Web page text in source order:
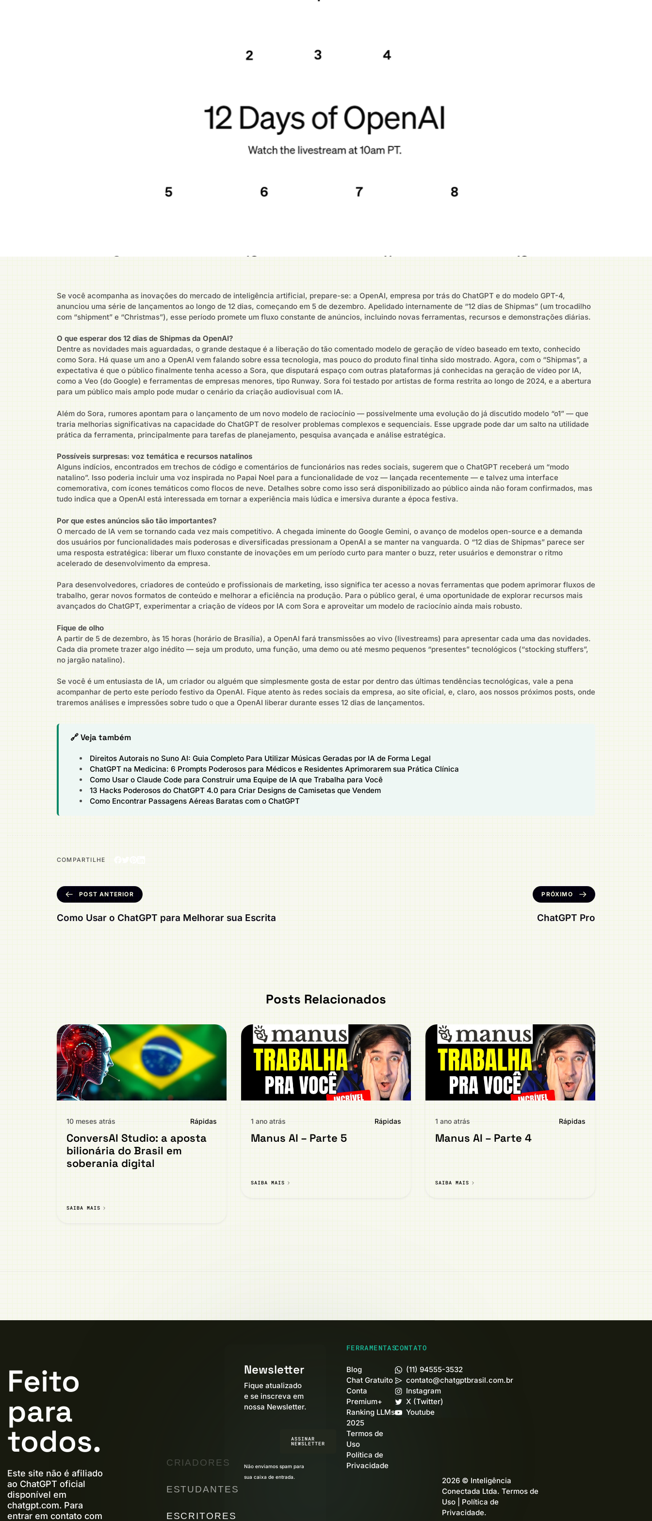
Se você acompanha as inovações do mercado de inteligência artificial, prepare-se: a OpenAI, empresa por trás do ChatGPT e do modelo GPT-4,
anunciou uma série de lançamentos ao longo de 12 dias, começando em 5 de dezembro. Apelidado internamente de “12 dias de Shipmas” (um trocadilho
com “shipment” e “Christmas”), esse período promete um fluxo constante de anúncios, incluindo novas ferramentas, recursos e demonstrações diárias.
O que esperar dos 12 dias de Shipmas da OpenAI?
Dentre as novidades mais aguardadas, o grande destaque é a liberação do tão comentado modelo de geração de vídeo baseado em texto, conhecido
como Sora. Há quase um ano a OpenAI vem falando sobre essa tecnologia, mas pouco do produto final tinha sido mostrado. Agora, com o “Shipmas”, a
expectativa é que o público finalmente tenha acesso a Sora, que disputará espaço com outras plataformas já conhecidas na geração de vídeo por IA,
como a Veo (do Google) e ferramentas de empresas menores, tipo Runway. Sora foi testado por artistas de forma restrita ao longo de 2024, e a abertura
para um público mais amplo pode mudar o cenário da criação audiovisual com IA.
Além do Sora, rumores apontam para o lançamento de um novo modelo de raciocínio — possivelmente uma evolução do já discutido modelo “o1” — que
traria melhorias significativas na capacidade do ChatGPT de resolver problemas complexos e sequenciais. Esse upgrade pode dar um salto na utilidade
prática da ferramenta, principalmente para tarefas de planejamento, pesquisa avançada e análise estratégica.
Possíveis surpresas: voz temática e recursos natalinos
Alguns indícios, encontrados em trechos de código e comentários de funcionários nas redes sociais, sugerem que o ChatGPT receberá um “modo
natalino”. Isso poderia incluir uma voz inspirada no Papai Noel para a funcionalidade de voz — lançada recentemente — e talvez uma interface
comemorativa, com ícones temáticos como flocos de neve. Detalhes sobre como isso será disponibilizado ao público ainda não foram confirmados, mas
tudo indica que a OpenAI está interessada em tornar a experiência mais lúdica e imersiva durante a época festiva.
Por que estes anúncios são tão importantes?
O mercado de IA vem se tornando cada vez mais competitivo. A chegada iminente do Google Gemini, o avanço de modelos open-source e a demanda
dos usuários por funcionalidades mais poderosas e diversificadas pressionam a OpenAI a se manter na vanguarda. O “12 dias de Shipmas” parece ser
uma resposta estratégica: liberar um fluxo constante de inovações em um período curto para manter o buzz, reter usuários e demonstrar o ritmo
acelerado de desenvolvimento da empresa.
Para desenvolvedores, criadores de conteúdo e profissionais de marketing, isso significa ter acesso a novas ferramentas que podem aprimorar fluxos de
trabalho, gerar novos formatos de conteúdo e melhorar a eficiência na produção. Para o público geral, é uma oportunidade de explorar recursos mais
avançados do ChatGPT, experimentar a criação de vídeos por IA com Sora e aproveitar um modelo de raciocínio ainda mais robusto.
Fique de olho
A partir de 5 de dezembro, às 15 horas (horário de Brasília), a OpenAI fará transmissões ao vivo (livestreams) para apresentar cada uma das novidades.
Cada dia promete trazer algo inédito — seja um produto, uma função, uma demo ou até mesmo pequenos “presentes” tecnológicos (“stocking stuffers”,
no jargão natalino).
Se você é um entusiasta de IA, um criador ou alguém que simplesmente gosta de estar por dentro das últimas tendências tecnológicas, vale a pena
acompanhar de perto este período festivo da OpenAI. Fique atento às redes sociais da empresa, ao site oficial, e, claro, aos nossos próximos posts, onde
traremos análises e impressões sobre tudo o que a OpenAI liberar durante esses 12 dias de lançamentos.
🔗 Veja também
Direitos Autorais no Suno AI: Guia Completo Para Utilizar Músicas Geradas por IA de Forma Legal
ChatGPT na Medicina: 6 Prompts Poderosos para Médicos e Residentes Aprimorarem sua Prática Clínica
Como Usar o Claude Code para Construir uma Equipe de IA que Trabalha para Você
13 Hacks Poderosos do ChatGPT 4.0 para Criar Designs de Camisetas que Vendem
Como Encontrar Passagens Aéreas Baratas com o ChatGPT
COMPARTILHE
POST ANTERIOR
Como Usar o ChatGPT para Melhorar sua Escrita
PRÓXIMO
ChatGPT Pro
Posts Relacionados
10 meses atrás Rápidas
ConversAI Studio: a aposta
bilionária do Brasil em
soberania digital
SAIBA MAIS
1 ano atrás Rápidas
Manus AI – Parte 5
SAIBA MAIS
1 ano atrás Rápidas
Manus AI – Parte 4
SAIBA MAIS
Feito
para
todos.
Este site não é afiliado
ao ChatGPT oficial
disponível em
chatgpt.com. Para
entrar em contato com
CRIADORES
ESTUDANTES
ESCRITORES
Newsletter
Fique atualizado
e se inscreva em
nossa Newsletter.
ASSINAR
NEWSLETTER
Não enviamos spam para
sua caixa de entrada.
FERRAMENTAS
Blog
Chat Gratuito
Conta
Premium+
Ranking LLMs
2025
Termos de
Uso
Política de
Privacidade
CONTATO
(11) 94555-3532
contato@chatgptbrasil.com.br
Instagram
X (Twitter)
Youtube
2026 © Inteligência
Conectada Ltda. Termos de
Uso
Política de
Privacidade.